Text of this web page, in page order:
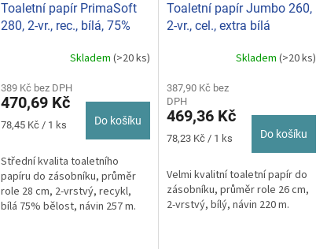
Toaletní papír PrimaSoft
280, 2-vr., rec., bílá, 75%
Skladem (>20 ks)
389 Kč bez DPH
470,69 Kč
Měrná
78,45 Kč / 1 ks Do košíku
Střední kvalita toaletního
papíru do zásobníku, průměr
role 28 cm, 2-vrstvý, recykl,
bílá 75% bělost, návin 257 m.
Toaletní papír Jumbo 260,
2-vr., cel., extra bílá
produktu
je
5,0
z
Skladem (>20 ks)
387,90 Kč bez
DPH
469,36 Kč
Měrná
78,23 Kč / 1 ks Do košíku
Velmi kvalitní toaletní papír do
zásobníku, průměr role 26 cm,
2-vrstvý, bílý, návin 220 m.